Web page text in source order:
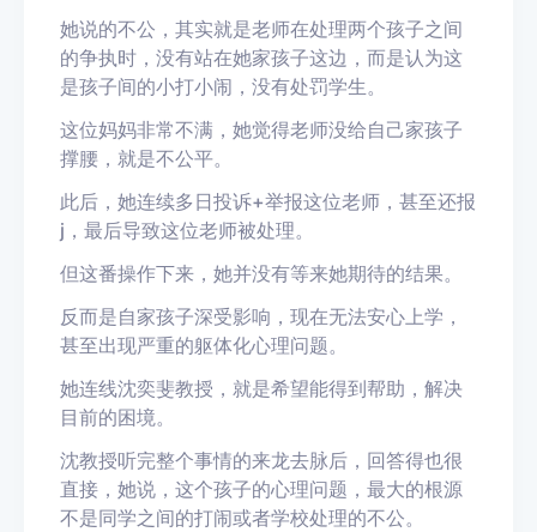
她说的不公，其实就是老师在处理两个孩子之间
的争执时，没有站在她家孩子这边，而是认为这
是孩子间的小打小闹，没有处罚学生。
这位妈妈非常不满，她觉得老师没给自己家孩子
撑腰，就是不公平。
此后，她连续多日投诉+举报这位老师，甚至还报
j ，最后导致这位老师被处理。
但这番操作下来，她并没有等来她期待的结果。
反而是自家孩子深受影响，现在无法安心上学，
甚至出现严重的躯体化心理问题。
她连线沈奕斐教授，就是希望能得到帮助，解决
目前的困境。
沈教授听完整个事情的来龙去脉后，回答得也很
直接，她说，这个孩子的心理问题，最大的根源
不是同学之间的打闹或者学校处理的不公。